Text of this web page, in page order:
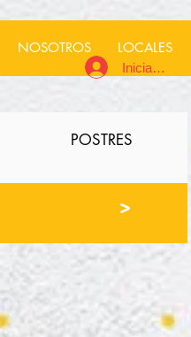
NOSOTROS LOCALES
Iniciar sesión
POSTRES
>